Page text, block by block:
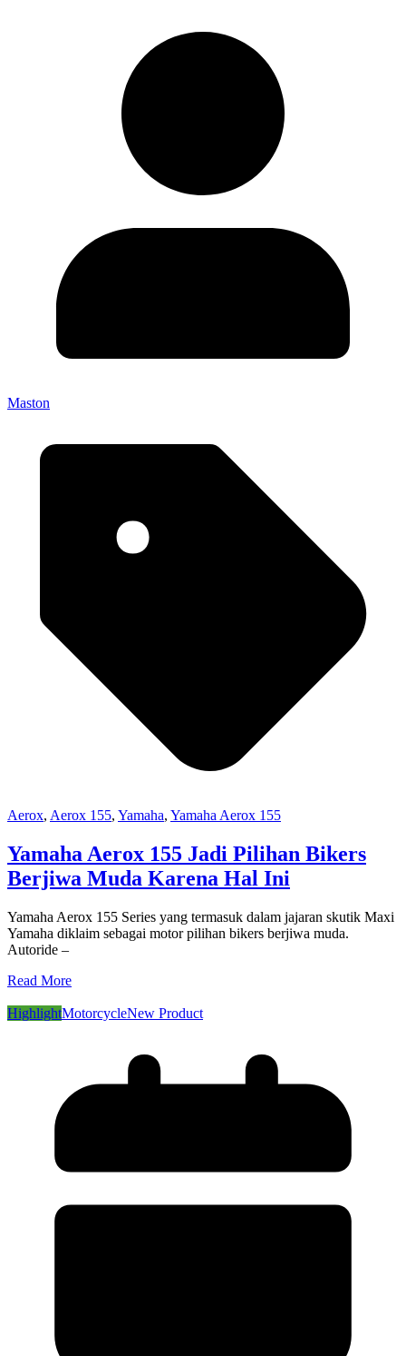
Maston
Aerox, Aerox 155, Yamaha, Yamaha Aerox 155
Yamaha Aerox 155 Jadi Pilihan Bikers
Berjiwa Muda Karena Hal Ini
Yamaha Aerox 155 Series yang termasuk dalam jajaran skutik Maxi
Yamaha diklaim sebagai motor pilihan bikers berjiwa muda.
Autoride –
Read More
HighlightMotorcycleNew Product